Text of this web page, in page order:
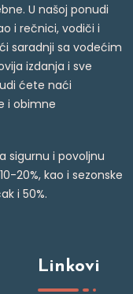
U našoj ponudi
i rečnici, vodiči i
saradnji sa vodećim
izdanja i sve
ćete naći
i obimne
sigurnu i povoljnu
20%, kao i sezonske
i 50%.
Linkovi